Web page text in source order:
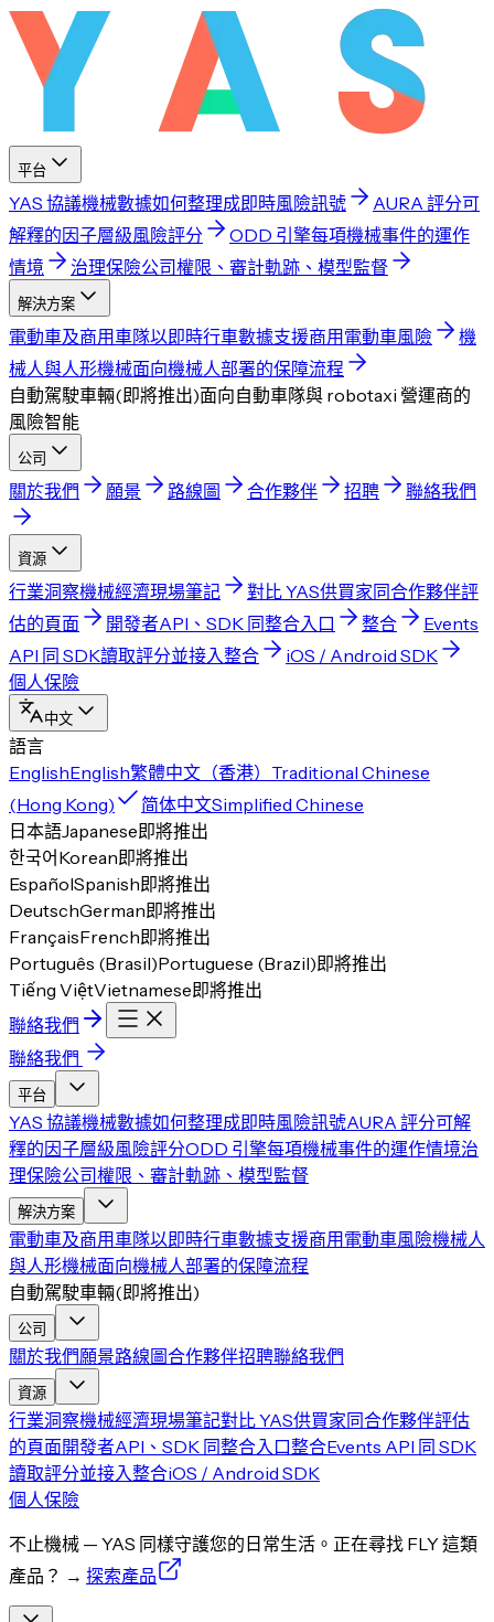
平台
YAS 協議機械數據如何整理成即時風險訊號 AURA 評分可
解釋的因子層級風險評分
ODD 引擎每項機械事件的運作
情境
治理保險公司權限、審計軌跡、模型監督
解決方案
電動車及商用車隊以即時行車數據支援商用電動車風險
機
械人與人形機械面向機械人部署的保障流程
自動駕駛車輛(即將推出)面向自動車隊與 robotaxi 營運商的
風險智能
公司
關於我們 願景 路線圖 合作夥伴 招聘 聯絡我們
資源
行業洞察機械經濟現場筆記 對比 YAS供買家同合作夥伴評
估的頁面
開發者API、SDK 同整合入口 整合
Events
API 同 SDK讀取評分並接入整合
iOS / Android SDK
個人保險
中文
語言
EnglishEnglish繁體中文（香港） Traditional Chinese
(Hong Kong)
简体中文Simplified Chinese
日本語Japanese即將推出
한국어 Korean即將推出
EspañolSpanish即將推出
DeutschGerman即將推出
FrançaisFrench即將推出
Português (Brasil)Portuguese (Brazil)即將推出
Tiếng ViệtVietnamese即將推出
聯絡我們
聯絡我們
平台
YAS 協議機械數據如何整理成即時風險訊號AURA 評分可解
釋的因子層級風險評分ODD 引擎每項機械事件的運作情境治
理保險公司權限、審計軌跡、模型監督
解決方案
電動車及商用車隊以即時行車數據支援商用電動車風險機械人
與人形機械面向機械人部署的保障流程
自動駕駛車輛(即將推出)
公司
關於我們願景路線圖合作夥伴招聘聯絡我們
資源
行業洞察機械經濟現場筆記對比 YAS供買家同合作夥伴評估
的頁面開發者API、SDK 同整合入口整合Events API 同 SDK
讀取評分並接入整合iOS / Android SDK
個人保險
不止機械 — YAS 同樣守護您的日常生活。正在尋找 FLY 這類
產品？ → 探索產品